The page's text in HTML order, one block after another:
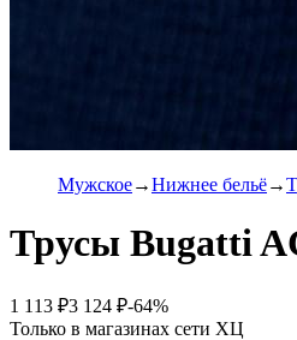
Мужское Нижнее бельё
Трусы Bugatti
1 113 ₽3 124 ₽-64%
Только в магазинах сети ХЦ